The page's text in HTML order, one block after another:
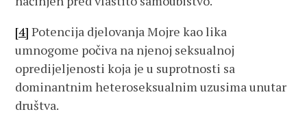
[4] Potencija djelovanja Mojre kao lika
umnogome počiva na njenoj seksualnoj
opredijeljenosti koja je u suprotnosti sa
dominantnim heteroseksualnim uzusima unutar
društva.